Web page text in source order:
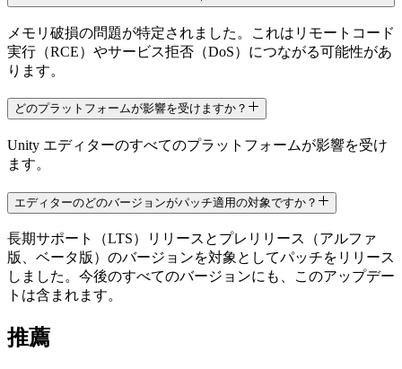
アプリ内課金
ストアとD2C全体でIAPを管理
収益化
Unity で宣伝
Unity で収益化
活用事例
モバイルゲーム
少人数のチームで大規模なゲームを開発する
XR ゲーム
XR ゲームを複数プラットフォーム向けにローンチする
マルチプレイヤーゲーム
デモ
デモ、サンプル、ビルディングブロック
すべてのリソース
新機能
ブログ
更新情報、情報、技術的ヒント
お知らせ
教育者向け
教育を大幅に強化
教育機関向けライセンス
Unityのマスタリーを証明する
メモリ破損の問題が特定されました。これはリモートコード
実行（RCE）やサービス拒否（DoS）につながる可能性があ
ります。
どのプラットフォームが影響を受けますか？
Unity エディターのすべてのプラットフォームが影響を受け
ます。
エディターのどのバージョンがパッチ適用の対象ですか？
長期サポート（LTS）リリースとプレリリース（アルファ
版、ベータ版）のバージョンを対象としてパッチをリリース
しました。今後のすべてのバージョンにも、このアップデー
トは含まれます。
推薦